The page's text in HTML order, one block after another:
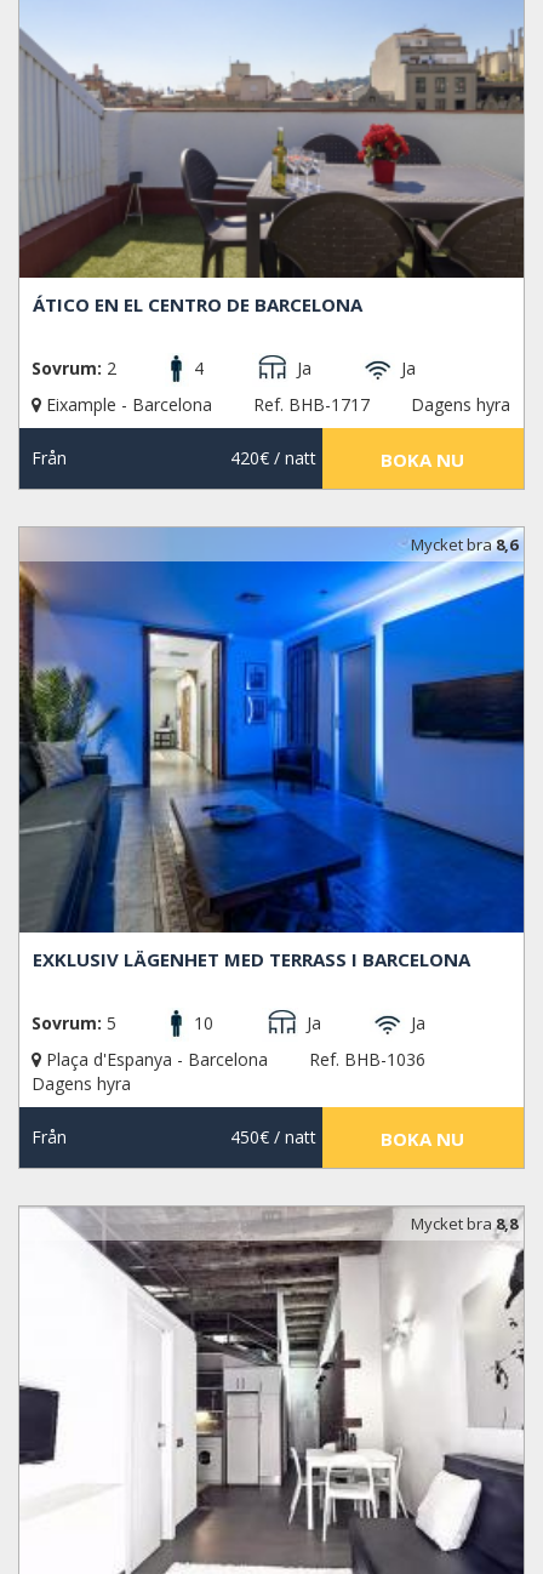
ÁTICO EN EL CENTRO DE BARCELONA
Sovrum: 2 4 Ja
Ja
Eixample - Barcelona
Ref. BHB-1717 Dagens hyra
Från 420€/ natt BOKA NU
Mycket bra8,6
EXKLUSIV LÄGENHET MED TERRASS I BARCELONA
Sovrum: 5 10 Ja
Ja
Plaça d'Espanya - Barcelona
Ref. BHB-1036
Dagens hyra
Från 450€/ natt BOKA NU
Mycket bra8,8